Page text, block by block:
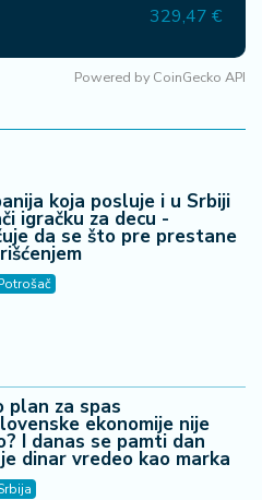
329,47 €
Powered by CoinGecko API
koja posluje i u Srbiji
igračku za decu -
da se što pre prestane
plan za spas
ekonomije nije
I danas se pamti dan
dinar vredeo kao marka